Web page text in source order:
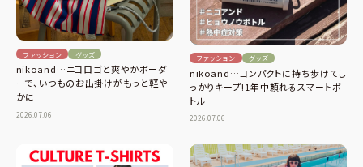
ファッション グッズ
nikoand…ニコロゴと爽やかボーダ
ーで、いつものお出掛けがもっと軽や
かに
2026.07.06
ファッション グッズ
nikoand…コンパクトに持ち歩けてし
っかりキープ!1年中頼れるスマートボ
トル
2026.07.06